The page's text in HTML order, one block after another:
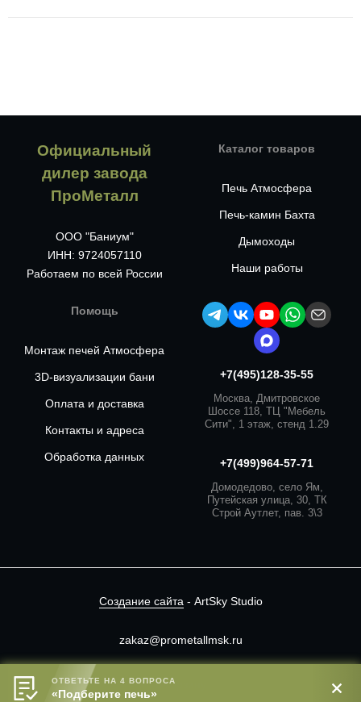
В корзину
Официальный
дилер завода
ПроМеталл
ООО "Баниум"
ИНН: 9724057110
Работаем по всей России
Каталог товаров
Печь Атмосфера
Печь-камин Бахта
Дымоходы
Наши работы
Помощь
Монтаж печей Атмосфера
3D-визуализации бани
Оплата и доставка
Контакты и адреса
Обработка данных
+7(495)128-35-55
Москва, Дмитровское
Шоссе 118, ТЦ "Мебель
Сити", 1 этаж, стенд 1.29
+7(499)964-57-71
Домодедово, село Ям,
Путейская улица, 30, ТК
Строй Аутлет, пав. 3\3
Создание сайта - ArtSky Studio
zakaz@prometallmsk.ru
Сайт носит информационный характер.
ОТВЕТЬТЕ НА 4 ВОПРОСА
«Подберите печь»